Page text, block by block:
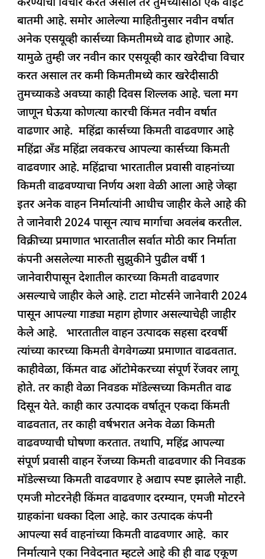
e
b
o
o
k
s
A
p
p
e
dI
n
a
d
s
g
ra
m
e
करण्याचा विचार करत असाल तर तुमच्यासाठी एक वाईट
बातमी आहे. समोर आलेल्या माहितीनुसार नवीन वर्षात
अनेक एसयूव्ही कार्सच्या किमतीमध्ये वाढ होणार आहे.
यामुळे तुम्ही जर नवीन कार एसयूव्ही कार खरेदीचा विचार
करत असाल तर कमी किमतीमध्ये कार खरेदीसाठी
तुमच्याकडे अवघ्या काही दिवस शिल्लक आहे. चला मग
जाणून घेऊया कोणत्या कारची किंमत नवीन वर्षात
वाढणार आहे. महिंद्रा कार्सच्या किमती वाढवणार आहे
महिंद्रा अँड महिंद्रा लवकरच आपल्या कार्सच्या किमती
वाढवणार आहे. महिंद्राचा भारतातील प्रवासी वाहनांच्या
किमती वाढवण्याचा निर्णय अशा वेळी आला आहे जेव्हा
इतर अनेक वाहन निर्मात्यांनी आधीच जाहीर केले आहे की
ते जानेवारी 2024 पासून त्याच मार्गाचा अवलंब करतील.
विक्रीच्या प्रमाणात भारतातील सर्वात मोठी कार निर्माता
कंपनी असलेल्या मारुती सुझुकीने पुढील वर्षी 1
जानेवारीपासून देशातील कारच्या किमती वाढवणार
असल्याचे जाहीर केले आहे. टाटा मोटर्सने जानेवारी 2024
पासून आपल्या गाड्या महाग होणार असल्याचेही जाहीर
केले आहे. भारतातील वाहन उत्पादक सहसा दरवर्षी
त्यांच्या कारच्या किमती वेगवेगळ्या प्रमाणात वाढवतात.
काहीवेळा, किंमत वाढ ऑटोमेकरच्या संपूर्ण रेंजवर लागू
होते. तर काही वेळा निवडक मॉडेल्सच्या किमतीत वाढ
दिसून येते. काही कार उत्पादक वर्षातून एकदा किंमती
वाढवतात, तर काही वर्षभरात अनेक वेळा किमती
वाढवण्याची घोषणा करतात. तथापि, महिंद्र आपल्या
संपूर्ण प्रवासी वाहन रेंजच्या किमती वाढवणार की निवडक
मॉडेल्सच्या किमती वाढवणार हे अद्याप स्पष्ट झालेले नाही.
एमजी मोटरनेही किंमत वाढवणार दरम्यान, एमजी मोटरने
ग्राहकांना धक्का दिला आहे. कार उत्पादक कंपनी
आपल्या सर्व वाहनांच्या किमती वाढवणार आहे. कार
निर्मात्याने एका निवेदनात म्हटले आहे की ही वाढ एकूण